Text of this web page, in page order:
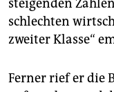
steigenden
schlechten
zweiter Klasse“
Ferner rief er die